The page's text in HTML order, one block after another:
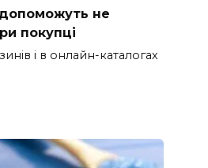
не
покупці
і в онлайн-каталогах